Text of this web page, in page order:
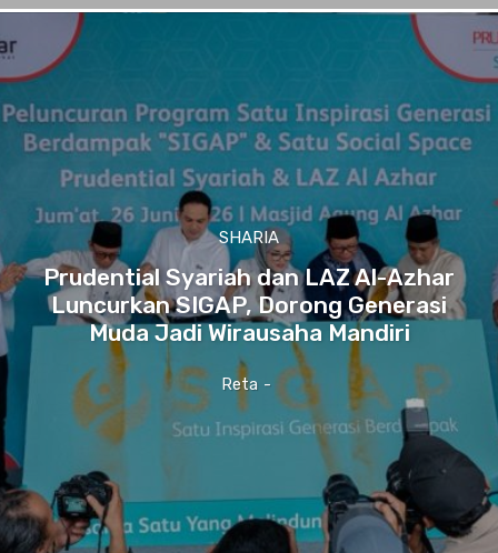
SHARIA
Prudential Syariah dan LAZ Al-Azhar
Luncurkan SIGAP, Dorong Generasi
Muda Jadi Wirausaha Mandiri
Reta -